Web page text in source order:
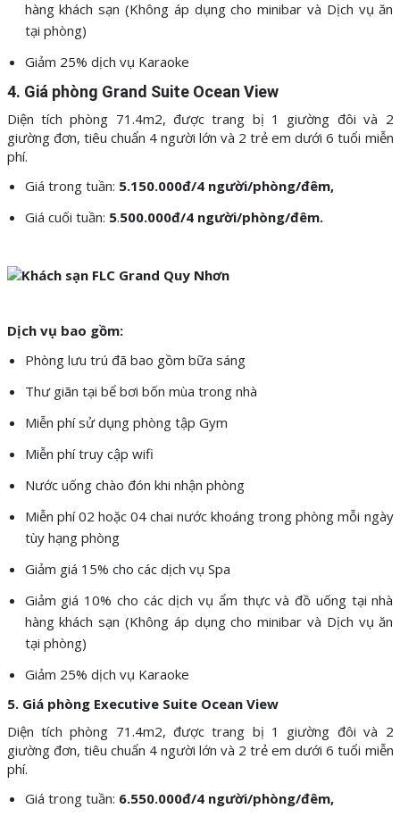
hàng khách sạn (Không áp dụng cho minibar và Dịch vụ ăn
tại phòng)
Giảm 25% dịch vụ Karaoke
4. Giá phòng Grand Suite Ocean View
Diện tích phòng 71.4m2, được trang bị 1 giường đôi và 2
giường đơn, tiêu chuẩn 4 người lớn và 2 trẻ em dưới 6 tuổi miễn
phí.
Giá trong tuần: 5.150.000đ/4 người/phòng/đêm,
Giá cuối tuần: 5.500.000đ/4 người/phòng/đêm.
Dịch vụ bao gồm:
Phòng lưu trú đã bao gồm bữa sáng
Thư giãn tại bể bơi bốn mùa trong nhà
Miễn phí sử dụng phòng tập Gym
Miễn phí truy cập wifi
Nước uống chào đón khi nhận phòng
Miễn phí 02 hoặc 04 chai nước khoáng trong phòng mỗi ngày
tùy hạng phòng
Giảm giá 15% cho các dịch vụ Spa
Giảm giá 10% cho các dịch vụ ẩm thực và đồ uống tại nhà
hàng khách sạn (Không áp dụng cho minibar và Dịch vụ ăn
tại phòng)
Giảm 25% dịch vụ Karaoke
5. Giá phòng Executive Suite Ocean View
Diện tích phòng 71.4m2, được trang bị 1 giường đôi và 2
giường đơn, tiêu chuẩn 4 người lớn và 2 trẻ em dưới 6 tuổi miễn
phí.
Giá trong tuần: 6.550.000đ/4 người/phòng/đêm,